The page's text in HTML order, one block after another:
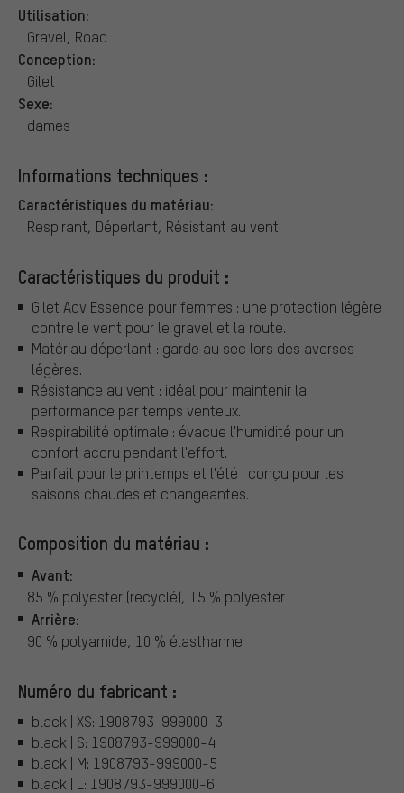
Utilisation:
Gravel, Road
Conception:
Gilet
Sexe:
dames
Informations techniques :
Caractéristiques du matériau:
Respirant, Déperlant, Résistant au vent
Caractéristiques du produit :
Gilet Adv Essence pour femmes : une protection légère
contre le vent pour le gravel et la route.
Matériau déperlant : garde au sec lors des averses
légères.
Résistance au vent : idéal pour maintenir la
performance par temps venteux.
Respirabilité optimale : évacue l'humidité pour un
confort accru pendant l'effort.
Parfait pour le printemps et l'été : conçu pour les
saisons chaudes et changeantes.
Composition du matériau :
Avant:
85 % polyester (recyclé), 15 % polyester
Arrière:
90 % polyamide, 10 % élasthanne
Numéro du fabricant :
black | XS: 1908793-999000-3
black | S: 1908793-999000-4
black | M: 1908793-999000-5
black | L: 1908793-999000-6